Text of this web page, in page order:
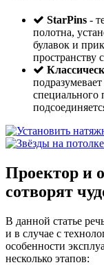
StarPins -
полотна,
булавок и
пространству
специального
Проектор и
сотворят
В данной статье
и в случае с
особенности
несколько этапов: